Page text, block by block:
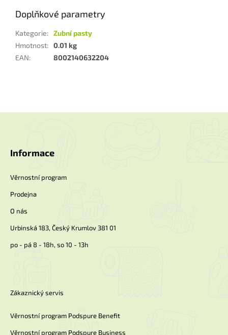
Doplňkové parametry
Kategorie: Zubní pasty
Hmotnost: 0.01 kg
EAN: 8002140632204
Informace
Věrnostní program
Prodejna
O nás
Urbinská 183, Český Krumlov 381 01
po - pá 8 - 18h, so 10 - 13h
Zákaznický servis
Věrnostní program Podspure Benefit
Věrnostní program Podspure Business